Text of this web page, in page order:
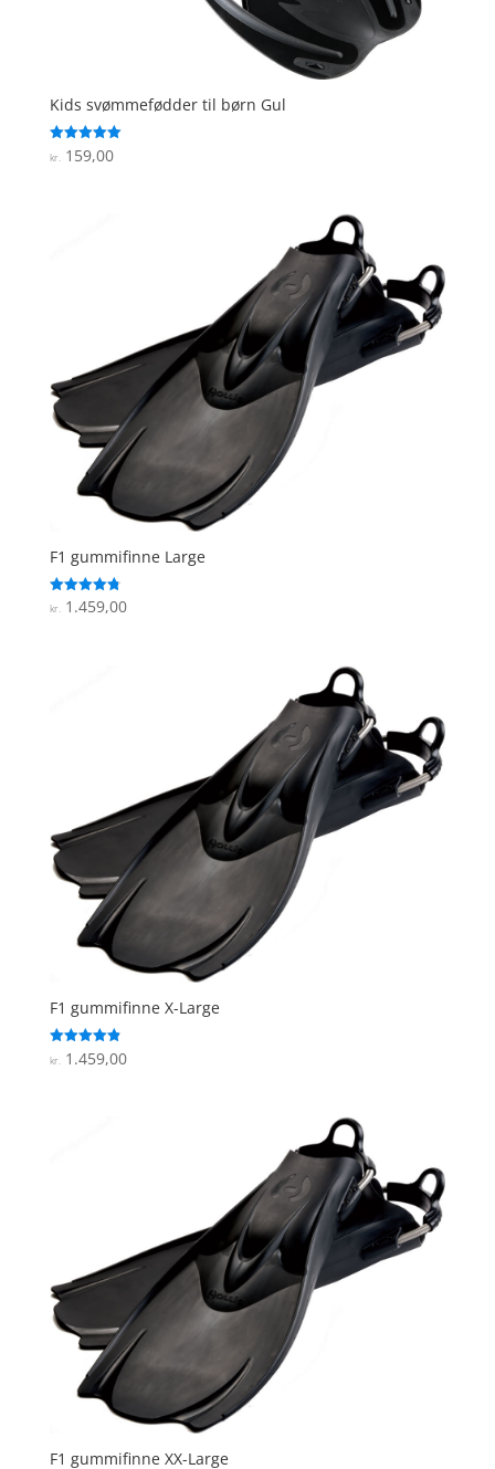
Kids svømmefødder til børn Gul
Vurderet
5
kr.159,00
F1 gummifinne Large
Vurderet
4.8
kr.1.459,00
F1 gummifinne X-Large
Vurderet
4.9
kr. 1.459,00
F1 gummifinne XX-Large